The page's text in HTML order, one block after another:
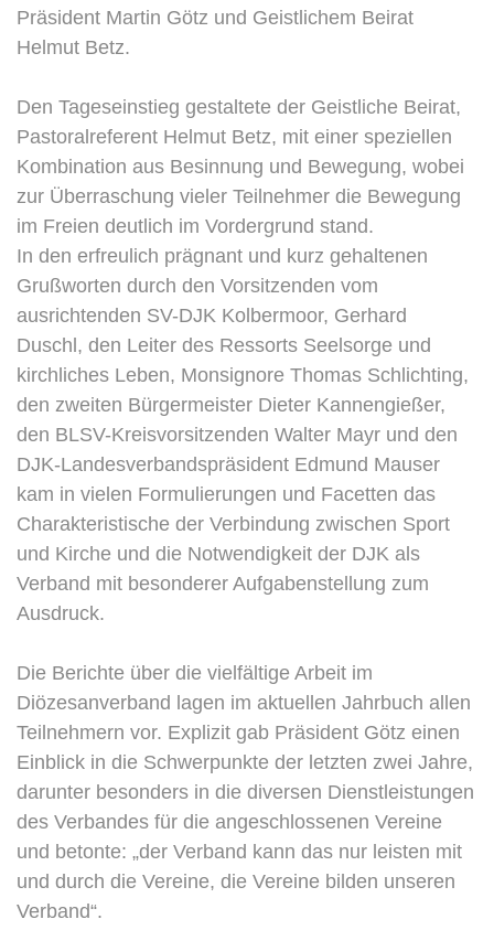
Präsident Martin Götz und Geistlichem Beirat
Helmut Betz.
Den Tageseinstieg gestaltete der Geistliche Beirat,
Pastoralreferent Helmut Betz, mit einer speziellen
Kombination aus Besinnung und Bewegung, wobei
zur Überraschung vieler Teilnehmer die Bewegung
im Freien deutlich im Vordergrund stand.
In den erfreulich prägnant und kurz gehaltenen
Grußworten durch den Vorsitzenden vom
ausrichtenden SV-DJK Kolbermoor, Gerhard
Duschl, den Leiter des Ressorts Seelsorge und
kirchliches Leben, Monsignore Thomas Schlichting,
den zweiten Bürgermeister Dieter Kannengießer,
den BLSV-Kreisvorsitzenden Walter Mayr und den
DJK-Landesverbandspräsident Edmund Mauser
kam in vielen Formulierungen und Facetten das
Charakteristische der Verbindung zwischen Sport
und Kirche und die Notwendigkeit der DJK als
Verband mit besonderer Aufgabenstellung zum
Ausdruck.
Die Berichte über die vielfältige Arbeit im
Diözesanverband lagen im aktuellen Jahrbuch allen
Teilnehmern vor. Explizit gab Präsident Götz einen
Einblick in die Schwerpunkte der letzten zwei Jahre,
darunter besonders in die diversen Dienstleistungen
des Verbandes für die angeschlossenen Vereine
und betonte: „der Verband kann das nur leisten mit
und durch die Vereine, die Vereine bilden unseren
Verband“.